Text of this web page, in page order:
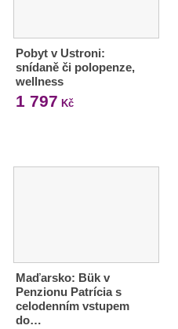
Pobyt v Ustroni:
snídaně či polopenze,
wellness
1 797 Kč
Maďarsko: Bük v
Penzionu Patrícia s
celodenním vstupem
do…